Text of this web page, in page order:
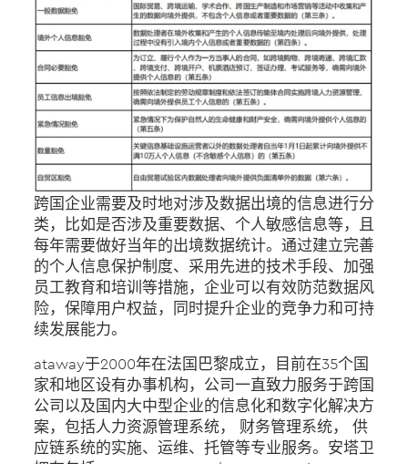
跨国企业需要及时地对涉及数据出境的信息进行分
类，比如是否涉及重要数据、个人敏感信息等，且
每年需要做好当年的出境数据统计。通过建立完善
的个人信息保护制度、采用先进的技术手段、加强
员工教育和培训等措施，企业可以有效防范数据风
险，保障用户权益，同时提升企业的竞争力和可持
续发展能力。
ataway于2000年在法国巴黎成立，目前在35个国
家和地区设有办事机构，公司一直致力服务于跨国
公司以及国内大中型企业的信息化和数字化解决方
案，包括人力资源管理系统， 财务管理系统， 供
应链系统的实施、运维、托管等专业服务。安塔卫